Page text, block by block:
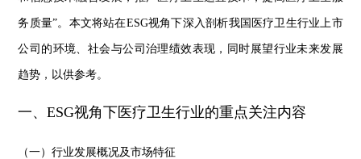
务质量”。本文将站在ESG视角下深入剖析我国医疗卫生行业上市
公司的环境、社会与公司治理绩效表现，同时展望行业未来发展
趋势，以供参考。
一、ESG视角下医疗卫生行业的重点关注内容
（一）行业发展概况及市场特征